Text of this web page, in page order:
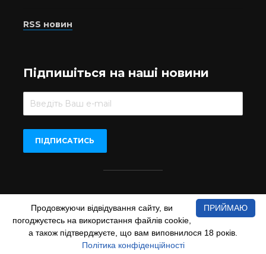
RSS новин
Підпишіться на наші новини
Beer.UA © 2016-2022
При копіюванні матеріалів з сайту обов'язкове пряме
відкрите для пошукових систем гіперпосилання на сайт
www.beer.ua
ПРИЙМАЮ
Продовжуючи відвідування сайту, ви
погоджуєтесь на використання файлів cookie,
а також підтверджуєте, що вам виповнилося 18 років.
Політика конфіденційності